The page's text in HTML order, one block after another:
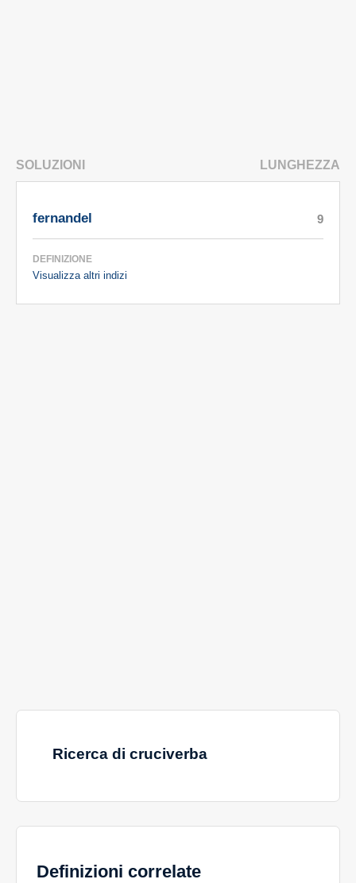
SOLUZIONI LUNGHEZZA
fernandel
DEFINIZIONE
Visualizza altri indizi
9
Ricerca di cruciverba
Definizioni correlate